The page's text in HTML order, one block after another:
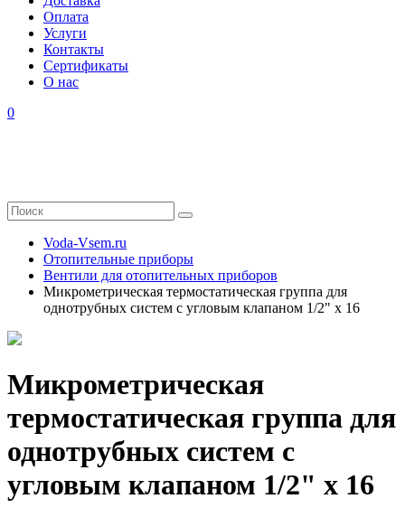
Оплата
Услуги
Контакты
Cертификаты
О нас
0
Voda-Vsem.ru
Отопительные приборы
Вентили для отопительных приборов
Микрометрическая термостатическая группа для
однотрубных систем с угловым клапаном 1/2" x 16
Микрометрическая
термостатическая группа для
однотрубных систем с
угловым клапаном 1/2" x 16